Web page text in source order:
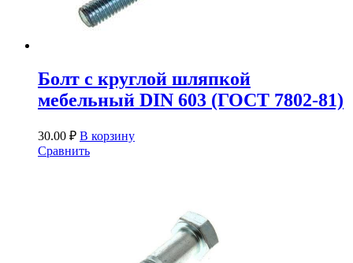
Болт с круглой шляпкой
мебельный DIN 603 (ГОСТ 7802-81)
30.00 ₽ В корзину
Сравнить